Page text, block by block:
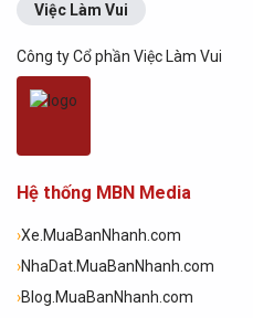
Việc Làm Vui
Công ty Cổ phần Việc Làm Vui
Hệ thống MBN Media
›Xe.MuaBanNhanh.com
›NhaDat.MuaBanNhanh.com
›Blog.MuaBanNhanh.com